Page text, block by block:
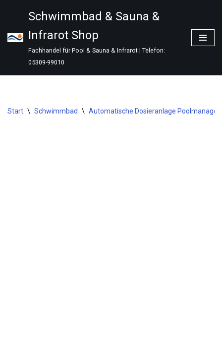
Inhalt
springen
Schwimmbad & Sauna &
Infrarot Shop
Fachhandel für Pool & Sauna & Infrarot | Telefon:
05309-99010
Start \ Schwimmbad \ Automatische Dosieranlage Poolmanager